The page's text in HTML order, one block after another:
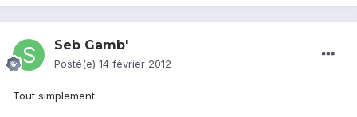
Seb Gamb'
Posté(e) 14 février 2012
Tout simplement.